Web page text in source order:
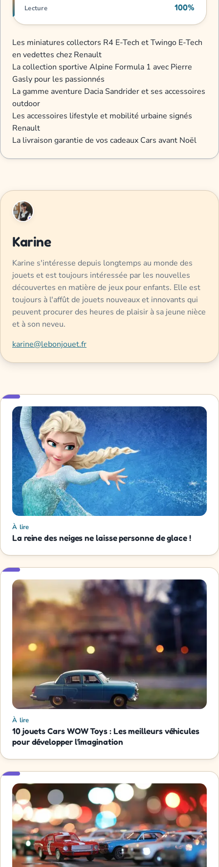
Lecture 100%
Les miniatures collectors R4 E-Tech et Twingo E-Tech
en vedettes chez Renault
La collection sportive Alpine Formula 1 avec Pierre
Gasly pour les passionnés
La gamme aventure Dacia Sandrider et ses accessoires
outdoor
Les accessoires lifestyle et mobilité urbaine signés
Renault
La livraison garantie de vos cadeaux Cars avant Noël
Karine
Karine s'intéresse depuis longtemps au monde des
jouets et est toujours intéressée par les nouvelles
découvertes en matière de jeux pour enfants. Elle est
toujours à l'affût de jouets nouveaux et innovants qui
peuvent procurer des heures de plaisir à sa jeune nièce
et à son neveu.
karine@lebonjouet.fr
À lire
La reine des neiges ne laisse personne de glace !
À lire
10 jouets Cars WOW Toys : Les meilleurs véhicules
pour développer l'imagination